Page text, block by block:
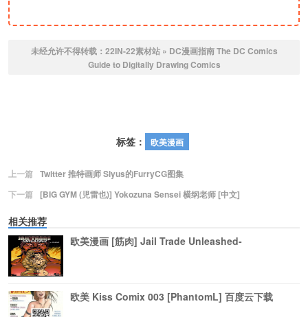
未经允许不得转载： 22IN-22素材站» DC漫画指南 The DC Comics
Guide to Digitally Drawing Comics
标签： 欧美漫画
上一篇 Twitter 推特画师 Slyus的FurryCG图集
下一篇
[BIG GYM (児雷也)] Yokozuna Sensei 横纲老师 [中文]
相关推荐
欧美漫画 [筋肉] Jail Trade Unleashed-
欧美 Kiss Comix 003 [PhantomL] 百度云下载